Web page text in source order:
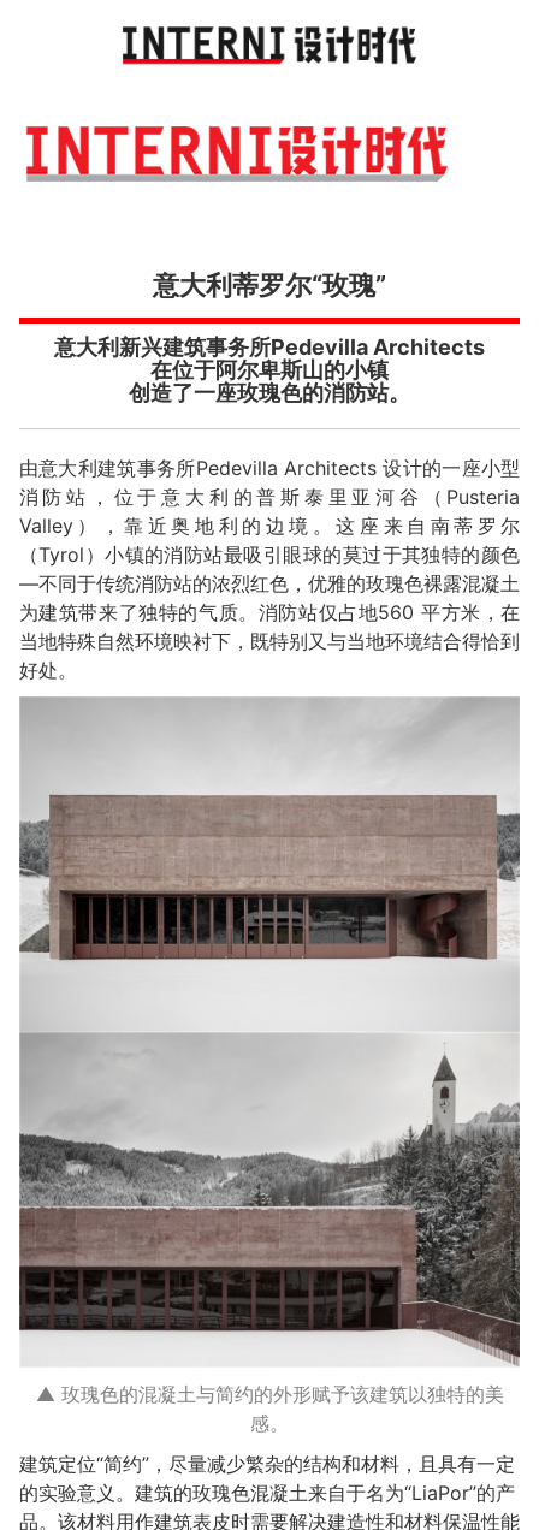
意大利蒂罗尔“玫瑰”
意大利新兴建筑事务所Pedevilla Architects
在位于阿尔卑斯山的小镇
创造了一座玫瑰色的消防站。
由意大利建筑事务所Pedevilla Architects 设计的一座小型
消防站，位于意大利的普斯泰里亚河谷（Pusteria
Valley），靠近奥地利的边境。这座来自南蒂罗尔
（Tyrol）小镇的消防站最吸引眼球的莫过于其独特的颜色
—不同于传统消防站的浓烈红色，优雅的玫瑰色裸露混凝土
为建筑带来了独特的气质。消防站仅占地560 平方米，在
当地特殊自然环境映衬下，既特别又与当地环境结合得恰到
好处。
▲ 玫瑰色的混凝土与简约的外形赋予该建筑以独特的美
感。
建筑定位“简约”，尽量减少繁杂的结构和材料，且具有一定
的实验意义。建筑的玫瑰色混凝土来自于名为“LiaPor”的产
品。该材料用作建筑表皮时需要解决建造性和材料保温性能